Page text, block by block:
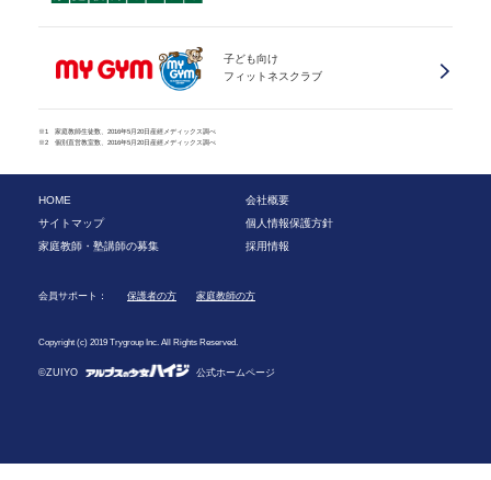
子ども向け
フィットネスクラブ
※1 家庭教師生徒数、2016年5月20日産經メディックス調べ
※2 個別直営教室数、2016年5月20日産經メディックス調べ
HOME
会社概要
サイトマップ
個人情報保護方針
家庭教師・塾講師の募集
採用情報
会員サポート： 保護者の方 家庭教師の方
Copyright (c) 2019 Trygroup Inc. All Rights Reserved.
©ZUIYO 公式ホームページ